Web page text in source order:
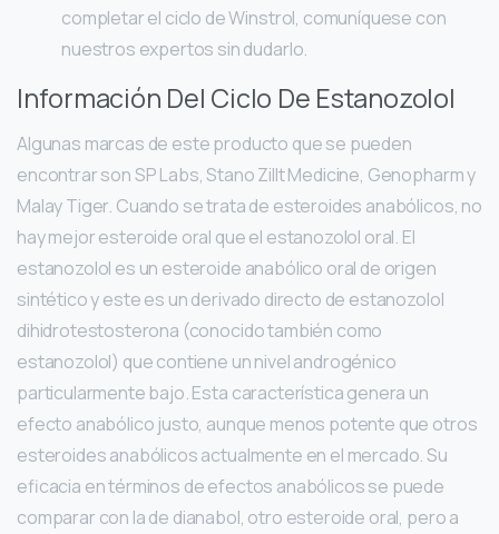
completar el ciclo de Winstrol, comuníquese con
nuestros expertos sin dudarlo.
Información Del Ciclo De Estanozolol
Algunas marcas de este producto que se pueden
encontrar son SP Labs, Stano Zillt Medicine, Genopharm y
Malay Tiger. Cuando se trata de esteroides anabólicos, no
hay mejor esteroide oral que el estanozolol oral. El
estanozolol es un esteroide anabólico oral de origen
sintético y este es un derivado directo de estanozolol
dihidrotestosterona (conocido también como
estanozolol) que contiene un nivel androgénico
particularmente bajo. Esta característica genera un
efecto anabólico justo, aunque menos potente que otros
esteroides anabólicos actualmente en el mercado. Su
eficacia en términos de efectos anabólicos se puede
comparar con la de dianabol, otro esteroide oral, pero a